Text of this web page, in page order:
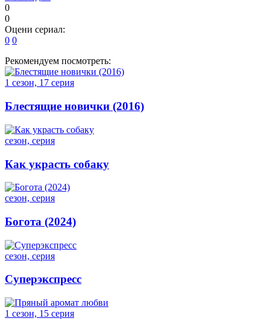
0
0
Оцени сериал:
0 0
Рекомендуем посмотреть:
1 сезон, 17 серия
Блестящие новички (2016)
сезон, серия
Как украсть собаку
сезон, серия
Богота (2024)
сезон, серия
Суперэкспресс
1 сезон, 15 серия